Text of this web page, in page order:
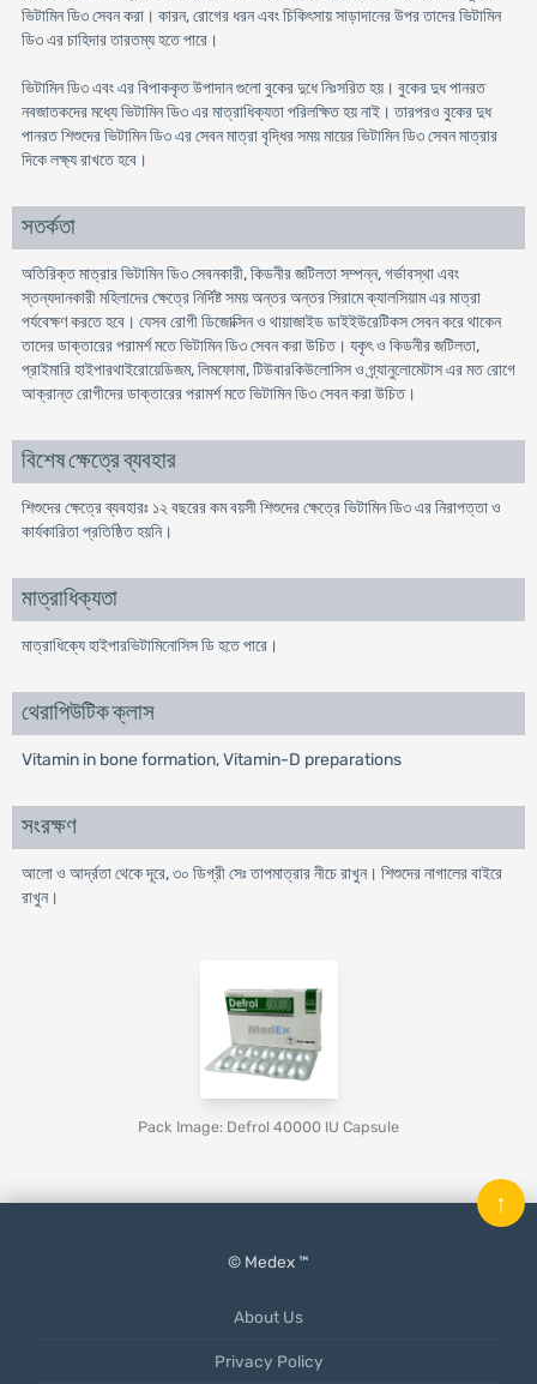
ভিটামিন ডি৩ সেবন করা। কারন, রোগের ধরন এবং চিকিৎসায় সাড়াদানের উপর তাদের ভিটামিন
ডি৩ এর চাহিদার তারতম্য হতে পারে।
ভিটামিন ডি৩ এবং এর বিপাককৃত উপাদান গুলো বুকের দুধে নিঃসরিত হয়। বুকের দুধ পানরত
নবজাতকদের মধ্যে ভিটামিন ডি৩ এর মাত্রাধিক্যতা পরিলক্ষিত হয় নাই। তারপরও বুকের দুধ
পানরত শিশুদের ভিটামিন ডি৩ এর সেবন মাত্রা বৃদ্ধির সময় মায়ের ভিটামিন ডি৩ সেবন মাত্রার
দিকে লক্ষ্য রাখতে হবে।
সতর্কতা
অতিরিক্ত মাত্রার ভিটামিন ডি৩ সেবনকারী, কিডনীর জটিলতা সম্পন্ন, গর্ভাবস্থা এবং
স্তন্যদানকারী মহিলাদের ক্ষেত্রে নির্দিষ্ট সময় অন্তর অন্তর সিরামে ক্যালসিয়াম এর মাত্রা
পর্যবেক্ষণ করতে হবে। যেসব রোগী ডিজোক্সিন ও থায়াজাইড ডাইইউরেটিকস সেবন করে থাকেন
তাদের ডাক্তারের পরামর্শ মতে ভিটামিন ডি৩ সেবন করা উচিত। যকৃৎ ও কিডনীর জটিলতা,
প্রাইমারি হাইপারথাইরোয়েডিজম, লিমফোমা, টিউবারকিউলোসিস ও গ্র্যানুলোমেটাস এর মত রোগে
আক্রান্ত রোগীদের ডাক্তারের পরামর্শ মতে ভিটামিন ডি৩ সেবন করা উচিত।
বিশেষ ক্ষেত্রে ব্যবহার
শিশুদের ক্ষেত্রে ব্যবহারঃ ১২ বছরের কম বয়সী শিশুদের ক্ষেত্রে ভিটামিন ডি৩ এর নিরাপত্তা ও
কার্যকারিতা প্রতিষ্ঠিত হয়নি।
মাত্রাধিক্যতা
মাত্রাধিক্যে হাইপারভিটামিনোসিস ডি হতে পারে।
থেরাপিউটিক ক্লাস
Vitamin in bone formation, Vitamin-D preparations
সংরক্ষণ
আলো ও আর্দ্রতা থেকে দূরে, ৩০ ডিগ্রী সেঃ তাপমাত্রার নীচে রাখুন। শিশুদের নাগালের বাইরে
রাখুন।
Pack Image: Defrol 40000 IU Capsule
© Medex ™
About Us
Privacy Policy
↑